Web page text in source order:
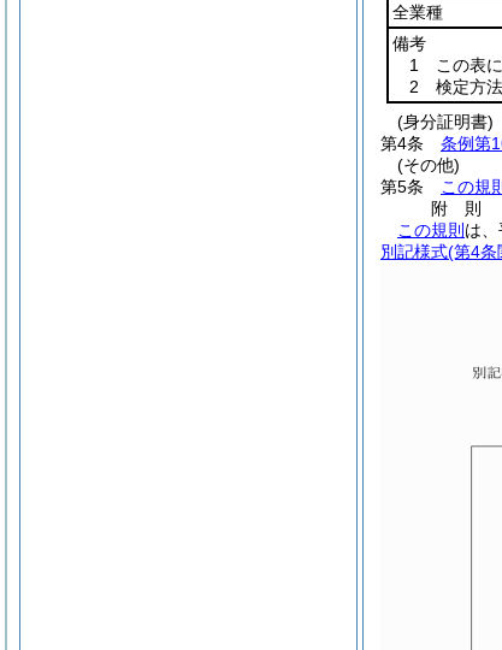
全業種
備考
1 この表に
2 検定方法
(身分証明書)
第4条
条例第
(その他)
第5条
この規則
附 則
この規則 は、
別記様式(第4条